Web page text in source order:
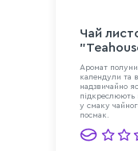
Чай
Аромат
календули та
надзвичайно
підкреслюють
у смаку
посмак.